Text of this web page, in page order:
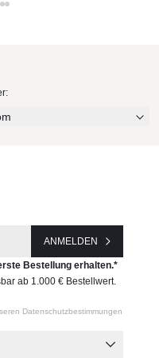
ganz in Ruhe in
ANMELDEN
Bestellung erhalten.*
ab 1.000 € Bestellwert.
Datenschutzbestimmungen